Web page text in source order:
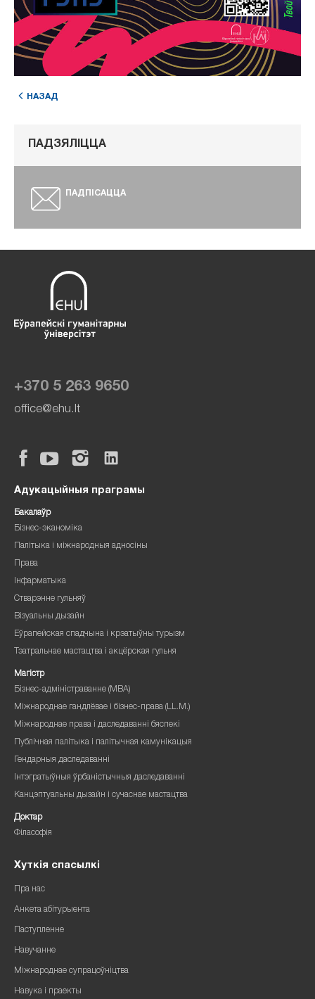
НАЗАД
ПАДЗЯЛІЦЦА
ПАДПІСАЦЦА
+370 5 263 9650
office@ehu.lt
Адукацыйныя праграмы
Бакалаўр
Бізнес-эканоміка
Палітыка і міжнародныя адносіны
Права
Інфарматыка
Стварэнне гульняў
Візуальны дызайн
Еўрапейская спадчына і крэатыўны турызм
Тэатральнае мастацтва і акцёрская гульня
Магістр
Бізнес-адміністраванне (MBA)
Міжнароднае гандлёвае і бізнес-права (LL.M.)
Міжнароднае права і даследаванні бяспекі
Публічная палітыка і палітычная камунікацыя
Гендарныя даследаванні
Інтэгратыўныя ўрбаністычныя даследаванні
Канцэптуальны дызайн і сучаснае мастацтва
Доктар
Філасофія
Хуткія спасылкі
Пра нас
Анкета абітурыента
Паступленне
Навучанне
Міжнароднае супрацоўніцтва
Навука і праекты